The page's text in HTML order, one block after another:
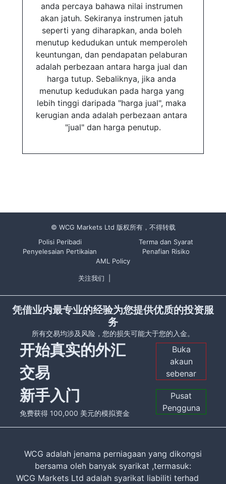
anda percaya bahawa nilai instrumen
akan jatuh. Sekiranya instrumen jatuh
seperti yang diharapkan, anda boleh
menutup kedudukan untuk memperoleh
keuntungan, dan pendapatan pelaburan
adalah perbezaan antara harga jual dan
harga tutup. Sebaliknya, jika anda
menutup kedudukan pada harga yang
lebih tinggi daripada "harga jual", maka
kerugian anda adalah perbezaan antara
"jual" dan harga penutup.
© WCG Markets Ltd 版权所有，不得转载
Polisi Peribadi
Terma dan Syarat
Penyelesaian Pertikaian
Penafian Risiko
AML Policy
关注我们
凭借业内最专业的经验为您提供优质的投资服
务
所有交易均涉及风险，您的损失可能大于您的入金。
开始真实的外汇
交易
Buka
akaun
sebenar
新手入门
免费获得 100,000 美元的模拟资金
Pusat
Pengguna
WCG adalah jenama perniagaan yang dikongsi
bersama oleh banyak syarikat ,termasuk:
WCG Markets Ltd adalah syarikat liabiliti terhad